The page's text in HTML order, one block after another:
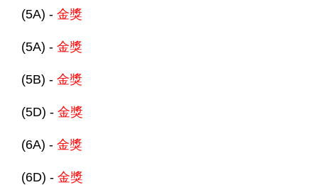
(5A) - 金獎
(5A) - 金獎
(5B) - 金獎
(5D) - 金獎
(6A) - 金獎
(6D) - 金獎